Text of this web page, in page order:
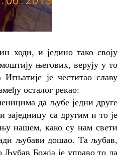
ходи, и једино тако своју
његових, верују у то
је честитао славу
осталог рекао:
да љубе једни друге
са другим и то је
нашем, како су нам свети
љубави дошао. Та љубав,
Љубав Божја је управо то да